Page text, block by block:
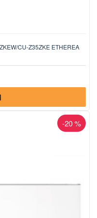
CU-Z35ZKE ETHEREA
-20 %